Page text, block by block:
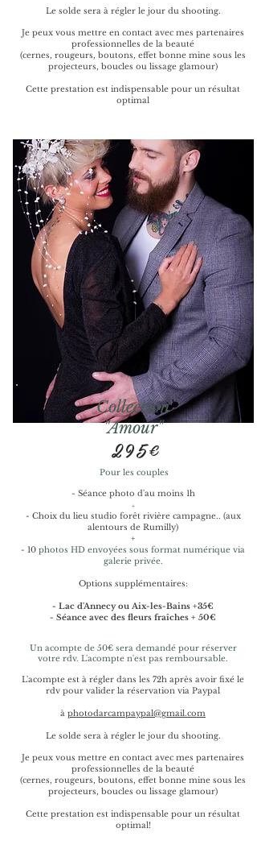
Le solde sera à régler le jour du shooting.
Je peux vous mettre en contact avec mes partenaires
professionnelles de la beauté
(cernes, rougeurs, boutons, effet bonne mine sous les
projecteurs, boucles ou lissage glamour)
Cette prestation est indispensable pour un résultat
optimal
Collection
"Amour"
295€
Pour les couples
- Séance photo d'au moins 1h
+
- Choix du lieu studio forêt rivière campagne.. (aux
alentours de Rumilly)
+
- 10 photos HD envoyées sous format numérique via
galerie privée.
Options supplémentaires:
- Lac d'Annecy ou Aix-les-Bains +35€
- Séance avec des fleurs fraîches + 50€
Un acompte de 50€ sera demandé pour réserver
votre rdv. L'acompte n'est pas remboursable.
L'acompte est à régler dans les 72h après avoir fixé le
rdv pour valider la réservation via Paypal
à photodarcampaypal@gmail.com
Le solde sera à régler le jour du shooting.
Je peux vous mettre en contact avec mes partenaires
professionnelles de la beauté
(cernes, rougeurs, boutons, effet bonne mine sous les
projecteurs, boucles ou lissage glamour)
Cette prestation est indispensable pour un résultat
optimal!